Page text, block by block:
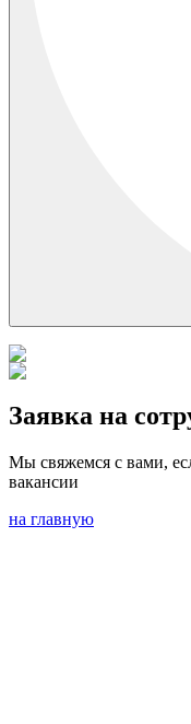
Заявка на
Мы свяжемся с вами,
вакансии
на главную